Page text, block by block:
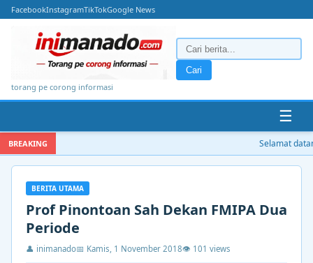
FacebookInstagramTikTokGoogle News
torang pe corong informasi
Cari
☰
BREAKING Selamat
BERITA UTAMA
Prof Pinontoan Sah Dekan FMIPA Dua
Periode
👤 inimanado📅 Kamis, 1 November 2018👁 101 views